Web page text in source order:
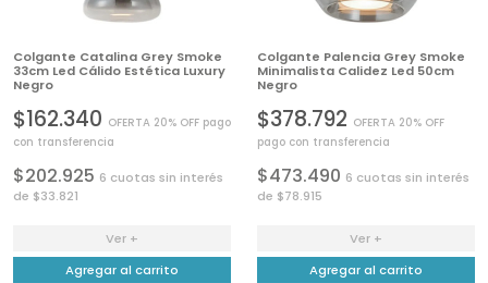
Colgante Catalina Grey Smoke
33cm Led Cálido Estética Luxury
Negro
$162.340 OFERTA 20% OFF pago
con transferencia
$202.925 6 cuotas sin interés
de $33.821
Ver +
Agregar al carrito
Colgante Palencia Grey Smoke
Minimalista Calidez Led 50cm
Negro
$378.792 OFERTA 20% OFF
pago con transferencia
$473.490 6 cuotas sin interés
de $78.915
Ver +
Agregar al carrito